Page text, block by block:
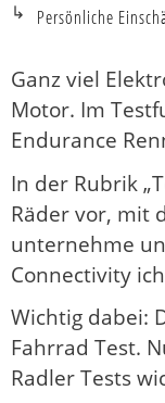
Ganz viel
Motor. Im
Endurance
In der Rubrik
Räder vor, mit
unternehme
Connectivity
Wichtig dabei:
Fahrrad Test.
Radler Tests
Persönliche